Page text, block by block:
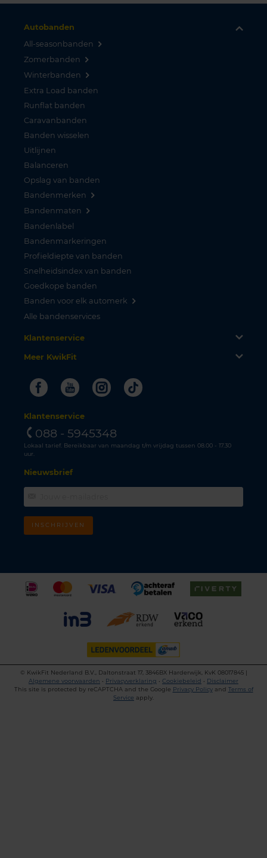
Autobanden
All-seasonbanden
Zomerbanden
Winterbanden
Extra Load banden
Runflat banden
Caravanbanden
Banden wisselen
Uitlijnen
Balanceren
Opslag van banden
Bandenmerken
Bandenmaten
Bandenlabel
Bandenmarkeringen
Profieldiepte van banden
Snelheidsindex van banden
Goedkope banden
Banden voor elk automerk
Alle bandenservices
Klantenservice
Meer KwikFit
FacebookYoutubeInstagram
Tiktok
Klantenservice
088 - 5945348
Lokaal tarief. Bereikbaar van maandag t/m vrijdag tussen 08.00 - 17.30
uur.
Nieuwsbrief
INSCHRIJVEN
©
KwikFit Nederland B.V., Daltonstraat 17, 3846BX Harderwijk, KvK 08017845 |
Algemene voorwaarden • Privacyverklaring • Cookiebeleid • Disclaimer
This site is protected by reCAPTCHA and the Google Privacy Policyand Terms of
Service apply.